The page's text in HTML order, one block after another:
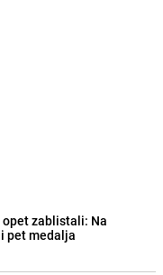
zablistali: Na
pet medalja